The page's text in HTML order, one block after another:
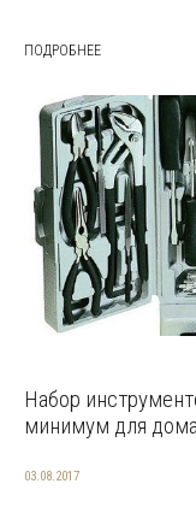
ПОДРОБНЕЕ
Набор
минимум для
03.08.2017